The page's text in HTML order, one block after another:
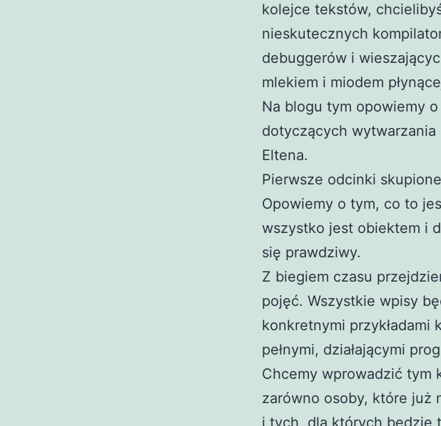
kolejce tekstów,
nieskutecznych
debuggerów i
mlekiem i miodem
Na blogu tym opowiemy
dotyczących
Eltena.
Pierwsze odcinki
Opowiemy o tym, co to
wszystko jest obiektem i
się prawdziwy.
Z biegiem czasu
pojęć. Wszystkie wpisy
konkretnymi przykładami
pełnymi, działającymi
Chcemy wprowadzić tym
zarówno osoby, które już
i tych, dla których będzie